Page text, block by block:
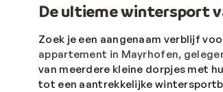
De ultieme wintersport
Zoek je een aangenaam verblijf
appartement in Mayrhofen,
van meerdere kleine dorpjes met
tot een aantrekkelijke